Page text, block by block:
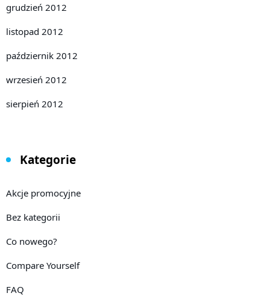
grudzień 2012
listopad 2012
październik 2012
wrzesień 2012
sierpień 2012
Kategorie
Akcje promocyjne
Bez kategorii
Co nowego?
Compare Yourself
FAQ